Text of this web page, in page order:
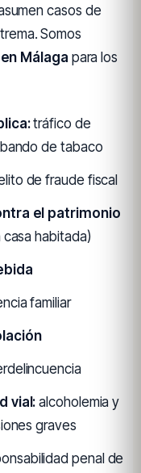
casos de
Somos
Málaga para los
tráfico de
de tabaco
de fraude fiscal
el patrimonio
habitada)
familiar
vial:alcoholemia y
graves
penal de